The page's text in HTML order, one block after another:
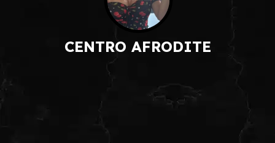
CENTRO AFRODITE